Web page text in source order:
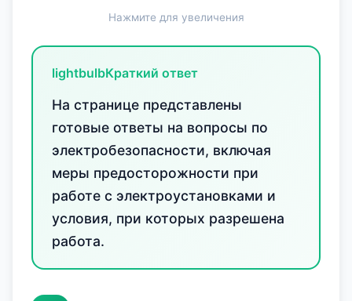
Нажмите для увеличения
lightbulbКраткий ответ
На странице представлены
готовые ответы на вопросы по
электробезопасности, включая
меры предосторожности при
работе с электроустановками и
условия, при которых разрешена
работа.